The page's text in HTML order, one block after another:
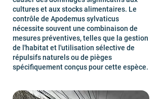
cultures et aux stocks alimentaires. Le
contrôle de Apodemus sylvaticus
nécessite souvent une combinaison de
mesures préventives, telles que la gestion
de l'habitat et l'utilisation sélective de
répulsifs naturels ou de pièges
spécifiquement conçus pour cette espèce.